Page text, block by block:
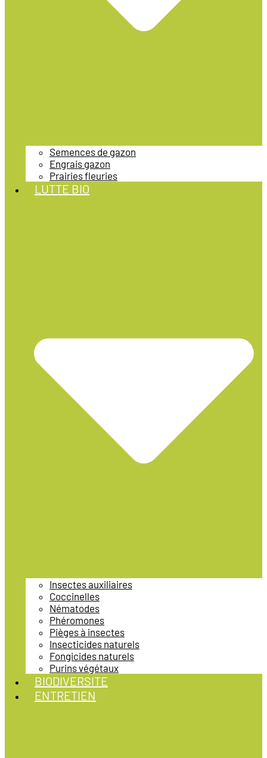
Semences de gazon
Engrais gazon
Prairies fleuries
LUTTE BIO
Insectes auxiliaires
Coccinelles
Nématodes
Phéromones
Pièges à insectes
Insecticides naturels
Fongicides naturels
Purins végétaux
BIODIVERSITE
ENTRETIEN